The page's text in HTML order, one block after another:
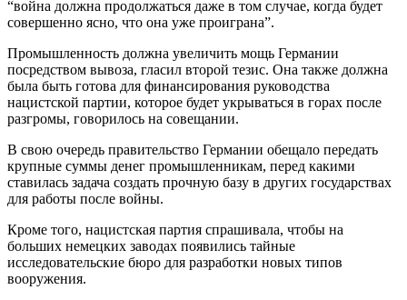
“война должна продолжаться даже в том случае, когда будет
совершенно ясно, что она уже проиграна”.
Промышленность должна увеличить мощь Германии
посредством вывоза, гласил второй тезис. Она также должна
была быть готова для финансирования руководства
нацистской партии, которое будет укрываться в горах после
разгромы, говорилось на совещании.
В свою очередь правительство Германии обещало передать
крупные суммы денег промышленникам, перед какими
ставилась задача создать прочную базу в других государствах
для работы после войны.
Кроме того, нацистская партия спрашивала, чтобы на
больших немецких заводах появились тайные
исследовательские бюро для разработки новых типов
вооружения.